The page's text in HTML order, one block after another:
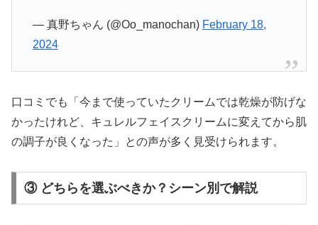
— 真野ちゃん (@Oo_manochan) February 18,
2024
口コミでも「今まで使っていたクリームでは乾燥が防げな
かったけれど、キュレルフェイスクリームに変えてから肌
の調子が良くなった」との声が多く見受けられます。
③ どちらを選ぶべきか？シーン別で解説